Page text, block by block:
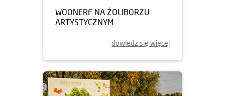
WOONERF NA ŻOLIBORZU
ARTYSTYCZNYM
dowiedz się więcej